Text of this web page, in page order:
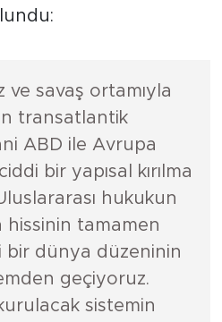
ve savaş ortamıyla
transatlantik
ABD ile Avrupa
bir yapısal kırılma
hukukun
hissinin tamamen
dünya düzeninin
geçiyoruz.
sistemin